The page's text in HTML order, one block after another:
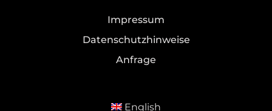
Impressum
Datenschutzhinweise
Anfrage
English